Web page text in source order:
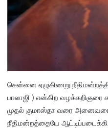
சென்னை ஏழுகிணறு
பாலாஜி ) என்கிற வழக்கறிஞரை
முதல் குமாஸ்தா வரை
நீதிமன்றத்தையே